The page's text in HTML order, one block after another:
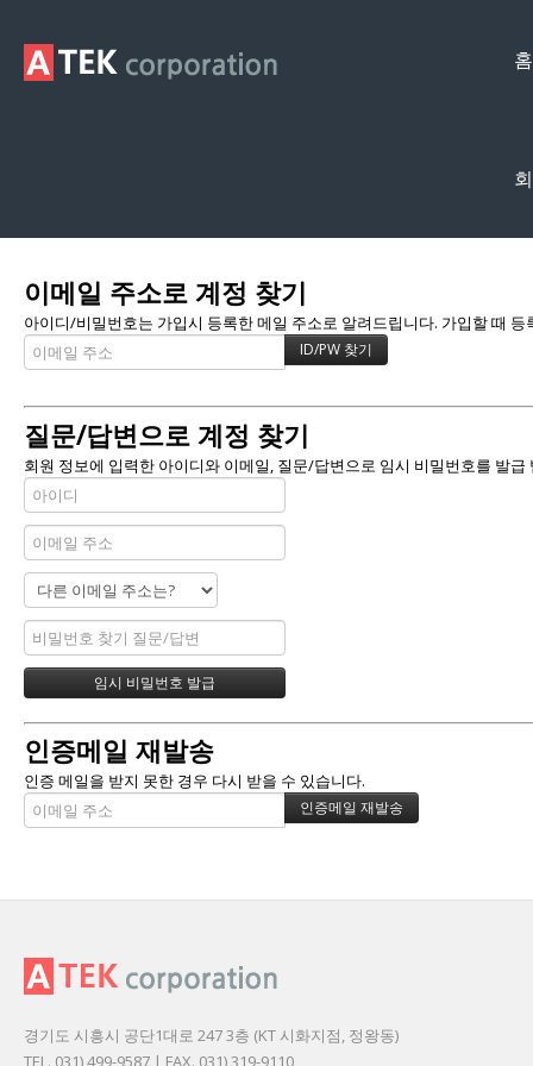
홈
이메일 주소로 계정 찾기
아이디/비밀번호는 가입시 등록한 메일 주소로 알려드립니다. 가입할 때
질문/답변으로 계정 찾기
회원 정보에 입력한 아이디와 이메일, 질문/답변으로 임시 비밀번호를 발급
인증메일 재발송
인증 메일을 받지 못한 경우 다시 받을 수 있습니다.
경기도 시흥시 공단1대로 247 3층 (KT 시화지점, 정왕동)
TEL. 031) 499-9587 | FAX. 031) 319-9110